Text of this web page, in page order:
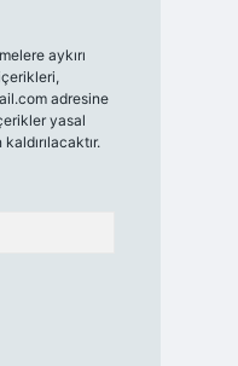
aykırı
adresine
yasal